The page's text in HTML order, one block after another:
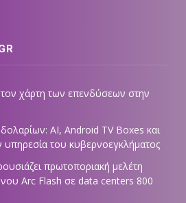
χάρτη των επενδύσεων στην
AI, Android TV Boxes και
υπηρεσία του κυβερνοεγκλήματος
πρωτοποριακή μελέτη
Arc Flash σε data centers 800